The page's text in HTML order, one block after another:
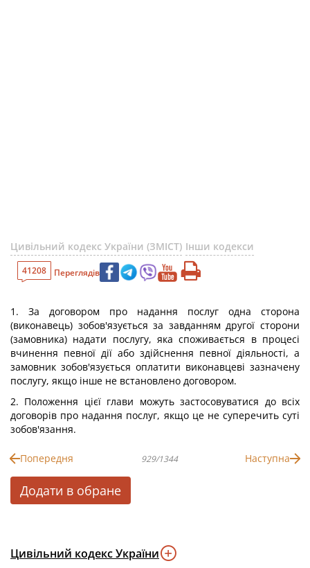
Цивільний кодекс України (ЗМІСТ) Інши кодекси
41208 Переглядів
1. За договором про надання послуг одна сторона
(виконавець) зобов'язується за завданням другої сторони
(замовника) надати послугу, яка споживається в процесі
вчинення певної дії або здійснення певної діяльності, а
замовник зобов'язується оплатити виконавцеві зазначену
послугу, якщо інше не встановлено договором.
2. Положення цієї глави можуть застосовуватися до всіх
договорів про надання послуг, якщо це не суперечить суті
зобов'язання.
Попередня 929/1344 Наступна
Додати в обране
Цивільний кодекс України